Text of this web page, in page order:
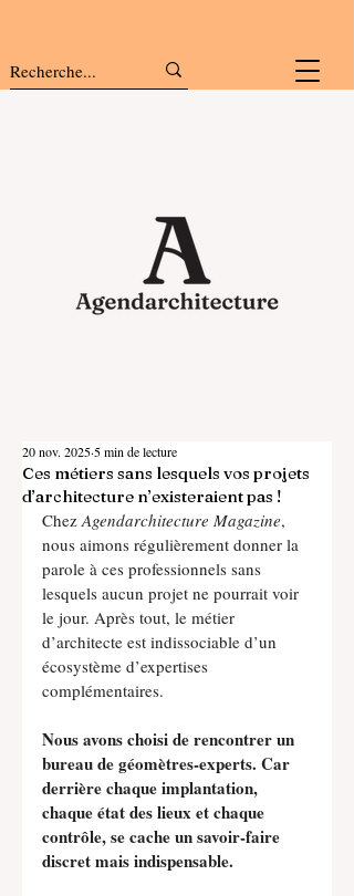
Ces métiers sans lesquels vos projets
d’architecture n’existeraient pas !
20 nov. 2025 5 min de lecture
Chez Agendarchitecture Magazine,
nous aimons régulièrement donner la
parole à ces professionnels sans
lesquels aucun projet ne pourrait voir
le jour. Après tout, le métier
d’architecte est indissociable d’un
écosystème d’expertises
complémentaires.
Nous avons choisi de rencontrer un
bureau de géomètres-experts. Car
derrière chaque implantation,
chaque état des lieux et chaque
contrôle, se cache un savoir-faire
discret mais indispensable.